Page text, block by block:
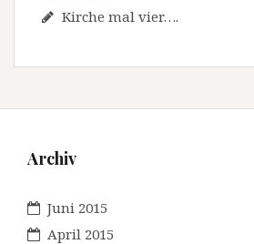
Kirche mal vier….
Archiv
Juni 2015
April 2015